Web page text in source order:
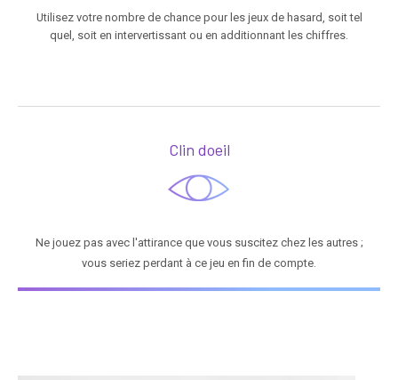
Utilisez votre nombre de chance pour les jeux de hasard, soit tel
quel, soit en intervertissant ou en additionnant les chiffres.
Clin doeil
Ne jouez pas avec l'attirance que vous suscitez chez les autres ;
vous seriez perdant à ce jeu en fin de compte.